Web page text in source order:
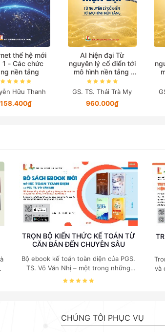
thế hệ mới
1 - Các chức
nền tảng
Hữu Thanh
158.400₫
AI hiện đại Từ
nguyên lý cổ điển tới
mô hình nền tảng
(Bản in màu đặc biệt)
GS. TS. Thái Trà My
960.000₫
TRỌN BỘ KIẾN THỨC KẾ TOÁN TỪ
CĂN BẢN ĐẾN CHUYÊN SÂU
Bộ ebook kế toán toàn diện của PGS.
TS. Võ Văn Nhị – một trong những
chuyên gia hàng đầu, giàu kinh
và
CHÚNG TÔI PHỤC VỤ